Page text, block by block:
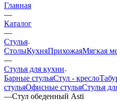
Главная
—
Каталог
—
Стулья
СтолыКухняПрихожаяМягкая
—
Стулья для кухни
Барные стульяСтул - кресло
стульяОфисные стульяСтулья
—Стул обеденный Asti